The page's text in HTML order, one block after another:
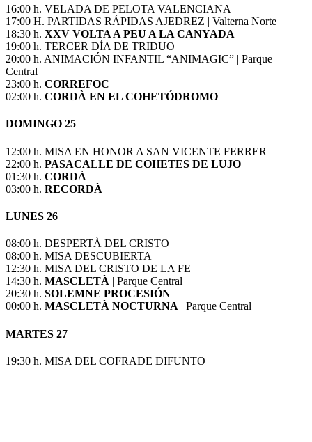
16:00 h. VELADA DE PELOTA VALENCIANA
17:00 H. PARTIDAS RÁPIDAS AJEDREZ | Valterna Norte
18:30 h. XXV VOLTA A PEU A LA CANYADA
19:00 h. TERCER DÍA DE TRIDUO
20:00 h. ANIMACIÓN INFANTIL “ANIMAGIC” | Parque
Central
23:00 h. CORREFOC
02:00 h. CORDÀ EN EL COHETÓDROMO
DOMINGO 25
12:00 h. MISA EN HONOR A SAN VICENTE FERRER
22:00 h. PASACALLE DE COHETES DE LUJO
01:30 h. CORDÀ
03:00 h. RECORDÀ
LUNES 26
08:00 h. DESPERTÀ DEL CRISTO
08:00 h. MISA DESCUBIERTA
12:30 h. MISA DEL CRISTO DE LA FE
14:30 h. MASCLETÀ | Parque Central
20:30 h. SOLEMNE PROCESIÓN
00:00 h. MASCLETÀ NOCTURNA | Parque Central
MARTES 27
19:30 h. MISA DEL COFRADE DIFUNTO